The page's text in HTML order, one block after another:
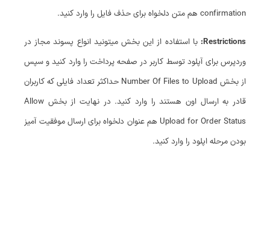
confirmation هم متن دلخواه برای حذف فایل را وارد کنید.
Restrictions: با استفاده از این بخش میتونید انواع پسوند مجاز در
وردپرس برای آپلود توسط کاربر در صفحه پرداخت را وارد کنید و سپس
از بخش Number Of Files to Upload حداکثر تعداد فایلی که کاربران
قادر به ارسال اون هستند را وارد کنید. در نهایت از بخش Allow
Upload for Order Status هم عنوان دلخواه برای ارسال موفقیت آمیز
بودن مرحله اپلود را وارد کنید.